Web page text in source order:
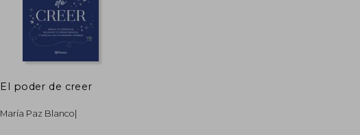
El poder de creer
María Paz Blanco|